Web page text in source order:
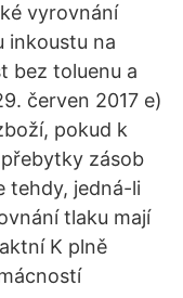
vyrovnání
inkoustu na
bez toluenu a
červen 2017 e)
pokud k
zásob
tehdy, jedná-li
tlaku mají
K plně